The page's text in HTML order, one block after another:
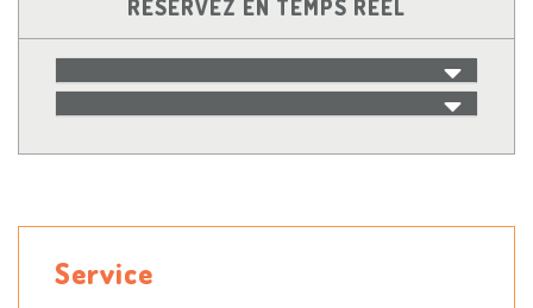
RÉSERVEZ EN TEMPS RÉEL
Service